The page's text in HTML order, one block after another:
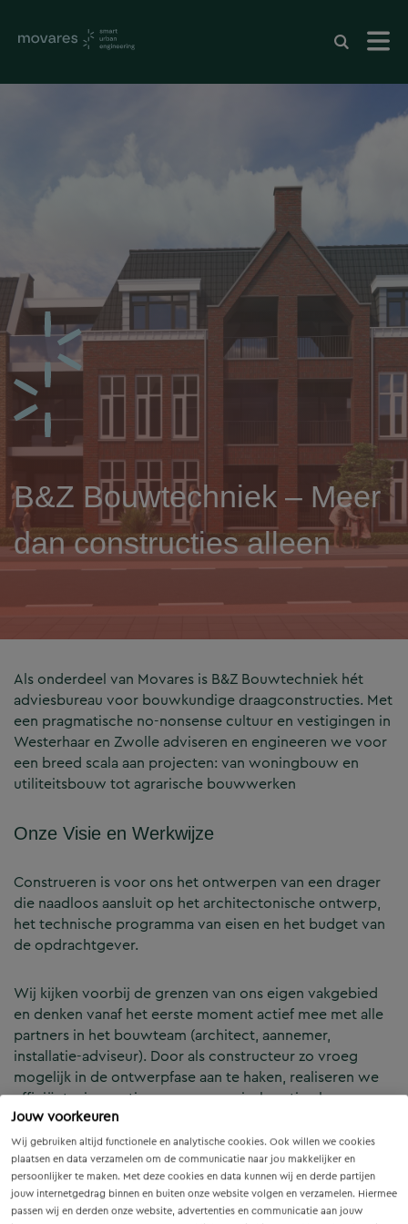
Jouw voorkeuren
Wij gebruiken altijd functionele en analytische cookies. Ook willen we cookies
plaatsen en data verzamelen om de communicatie naar jou makkelijker en
persoonlijker te maken. Met deze cookies en data kunnen wij en derde partijen
jouw internetgedrag binnen en buiten onze website volgen en verzamelen. Hiermee
passen wij en derden onze website, advertenties en communicatie aan jouw
B&Z Bouwtechniek – Meer
dan constructies alleen
Als onderdeel van Movares is B&Z Bouwtechniek hét
adviesbureau voor bouwkundige draagconstructies. Met
een pragmatische no-nonsense cultuur en vestigingen in
Westerhaar en Zwolle adviseren en engineeren we voor
een breed scala aan projecten: van woningbouw en
utiliteitsbouw tot agrarische bouwwerken
Onze Visie en Werkwijze
Construeren is voor ons het ontwerpen van een drager
die naadloos aansluit op het architectonische ontwerp,
het technische programma van eisen en het budget van
de opdrachtgever.
Wij kijken voorbij de grenzen van ons eigen vakgebied
en denken vanaf het eerste moment actief mee met alle
partners in het bouwteam (architect, aannemer,
installatie-adviseur). Door als constructeur zo vroeg
mogelijk in de ontwerpfase aan te haken, realiseren we
efficiënte, innovatieve en economisch optimale
constructies — voor zowel nieuwbouw als renovatie.
Onze Expertises en Activiteiten
B&Z Bouwtechniek verzorgt het volledige constructieve